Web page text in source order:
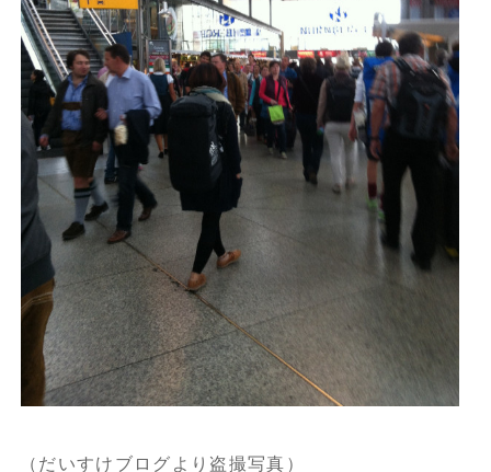
（だいすけブログより盗撮写真）